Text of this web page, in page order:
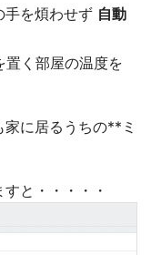
手を煩わせず 自動
置く部屋の温度を
に居るうちの**ミ
と・・・・・